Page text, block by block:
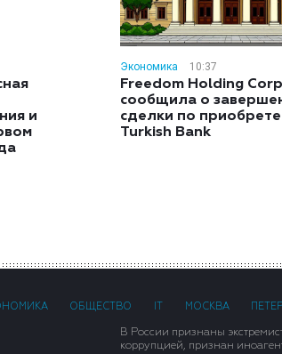
и
Экономика 10:37
Freedom Holding
сообщила о
сделки по
Turkish Bank
ОБЩЕСТВО МОСКВА
В России признаны
коррупцией, признан